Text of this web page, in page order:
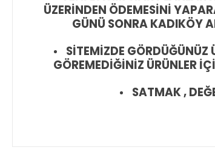
ÜZERİNDEN ÖDEMESİNİ
GÜNÜ SONRA KADIKÖY
SİTEMİZDE
GÖREMEDİĞİNİZ ÜRÜNLER
SATMAK ,